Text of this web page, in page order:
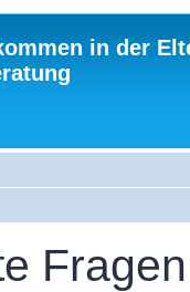
in der
Fragen